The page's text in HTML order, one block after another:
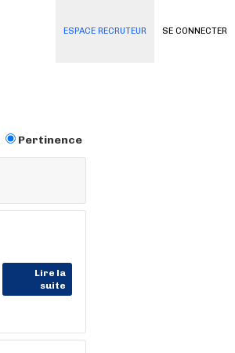
SE CONNECTER
ESPACE RECRUTEUR
Pertinence
Lire la
suite